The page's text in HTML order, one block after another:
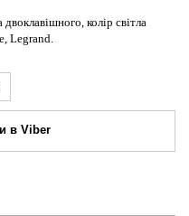
колір світла
Legrand.
в Viber